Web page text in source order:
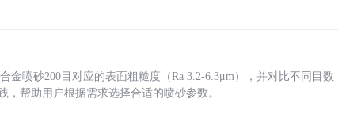
喷砂200目对应的表面粗糙度（Ra 3.2-6.3μm），并对比不同目数
，帮助用户根据需求选择合适的喷砂参数。